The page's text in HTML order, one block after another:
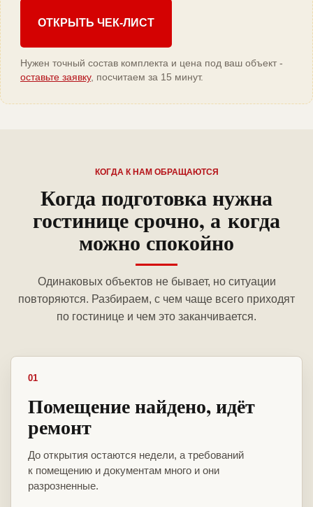
ОТКРЫТЬ ЧЕК-ЛИСТ
Нужен точный состав комплекта и цена под ваш объект -
оставьте заявку, посчитаем за 15 минут.
КОГДА К НАМ ОБРАЩАЮТСЯ
Когда подготовка нужна
гостинице срочно, а когда
можно спокойно
Одинаковых объектов не бывает, но ситуации
повторяются. Разбираем, с чем чаще всего приходят
по гостинице и чем это заканчивается.
01
Помещение найдено, идёт
ремонт
До открытия остаются недели, а требований
к помещению и документам много и они
разрозненные.